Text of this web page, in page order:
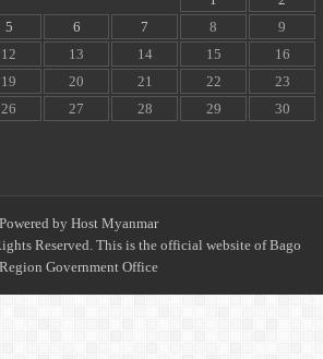
5 6 7 8
9
12 13 14 15
16
19 20 21 22
23
26 27 28 29
30
Powered by Host Myanmar
Reserved. This is the official website of Bago
Region Government Office